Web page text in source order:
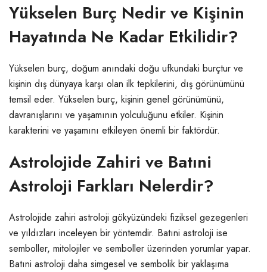
Yükselen Burç Nedir ve Kişinin
Hayatında Ne Kadar Etkilidir?
Yükselen burç, doğum anındaki doğu ufkundaki burçtur ve
kişinin dış dünyaya karşı olan ilk tepkilerini, dış görünümünü
temsil eder. Yükselen burç, kişinin genel görünümünü,
davranışlarını ve yaşamının yolculuğunu etkiler. Kişinin
karakterini ve yaşamını etkileyen önemli bir faktördür.
Astrolojide Zahiri ve Batıni
Astroloji Farkları Nelerdir?
Astrolojide zahiri astroloji gökyüzündeki fiziksel gezegenleri
ve yıldızları inceleyen bir yöntemdir. Batıni astroloji ise
semboller, mitolojiler ve semboller üzerinden yorumlar yapar.
Batıni astroloji daha simgesel ve sembolik bir yaklaşıma